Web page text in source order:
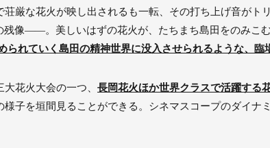
厳な花火が映し出されるも一転、その打ち上げ音がト
残像――。美しいはずの花火が、たちまち島田をのみこ
られていく島田の精神世界に没入させられるような、臨
大花火大会の一つ、 長岡花火ほか世界クラスで活躍する
子を垣間見ることができる。シネマスコープのダイナ